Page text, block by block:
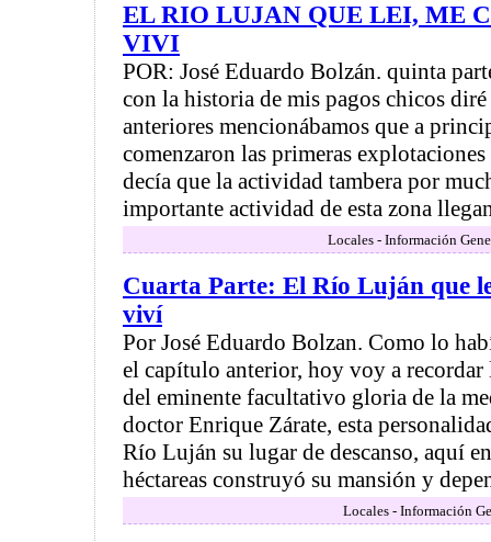
EL RIO LUJAN QUE LEI, ME
VIVI
POR: José Eduardo Bolzán. quinta
con la historia de mis pagos chicos
anteriores mencionábamos que a
comenzaron las primeras
decía que la actividad tambera por
importante actividad de esta zona
Locales - Información
Cuarta Parte: El Río Luján que
viví
Por José Eduardo Bolzan. Como lo
el capítulo anterior, hoy voy a
del eminente facultativo gloria de la
doctor Enrique Zárate, esta
Río Luján su lugar de descanso, aquí
héctareas construyó su mansión y
Locales - Información